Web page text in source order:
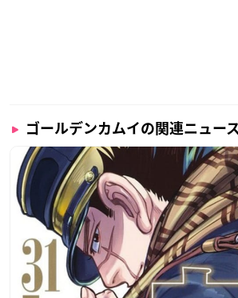
月島軍曹：竹本英史
鯉登少尉：小西克幸
※敬称略
関連商品
TV ゴールデンカムイ 7 初回限定版
ゴールデンカムイの関連ニュー